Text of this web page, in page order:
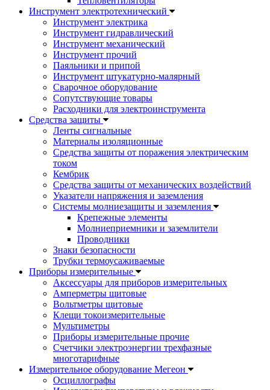
Инструмент электротехнический
Инструмент электрика
Инструмент гидравлический
Инструмент механический
Инструмент прочий
Паяльники и припой
Инструмент штукатурно-малярный
Сварочное оборудование
Сопутствующие товары
Расходники для электроинструмента
Cредства защиты
Ленты сигнальные
Материалы изоляционные
Средства защиты от поражения электрическим
током
Кембрик
Средства защиты от механических воздействий
Указатели напряжения и заземления
Системы молниезащиты и заземления
Крепежные элементы
Молниеприемники и заземлители
Проводники
Знаки безопасности
Трубки термоусаживаемые
Приборы измерительные
Аксессуары для приборов измерительных
Амперметры щитовые
Вольтметры щитовые
Клещи токоизмерительные
Мультиметры
Приборы измерительные прочие
Счетчики электроэнергии трехфазные
многотарифные
Измерительное оборудование Мегеон
Осциллографы